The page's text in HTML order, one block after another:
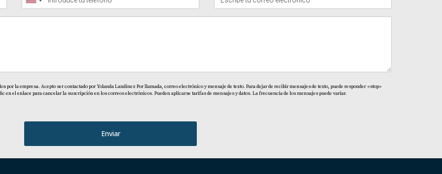
tu inversión inmobiliaria puede acercarte más a tus metas financieras. ¡No esperes más! Contáctame
inmobiliario.
por la empresa. Acepto ser contactado por Yolanda Landinez Por llamada, correo electrónico y mensaje de texto. Para dejar de recibir mensajes de texto, puede responder «stop»
en el enlace para cancelar la suscripción en los correos electrónicos. Pueden aplicarse tarifas de mensajes y datos. La frecuencia de los mensajes puede variar.
Enviar